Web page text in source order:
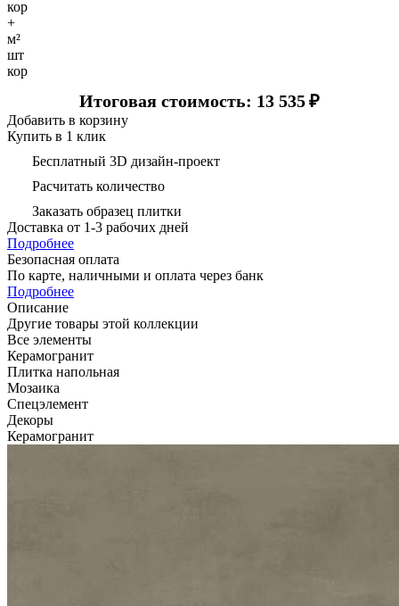
кор
+
м²
шт
кор
Итоговая стоимость: 13 535₽
Добавить в корзину
Купить в 1 клик
Бесплатный 3D дизайн-проект
Расчитать количество
Заказать образец плитки
Доставка от 1-3 рабочих дней
Подробнее
Безопасная оплата
По карте, наличными и оплата через банк
Подробнее
Описание
Другие товары этой коллекции
Все элементы
Керамогранит
Плитка напольная
Мозаика
Спецэлемент
Декоры
Керамогранит